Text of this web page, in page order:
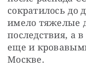
сократилось до
имело тяжелые
последствия, а
еще и
Москве.